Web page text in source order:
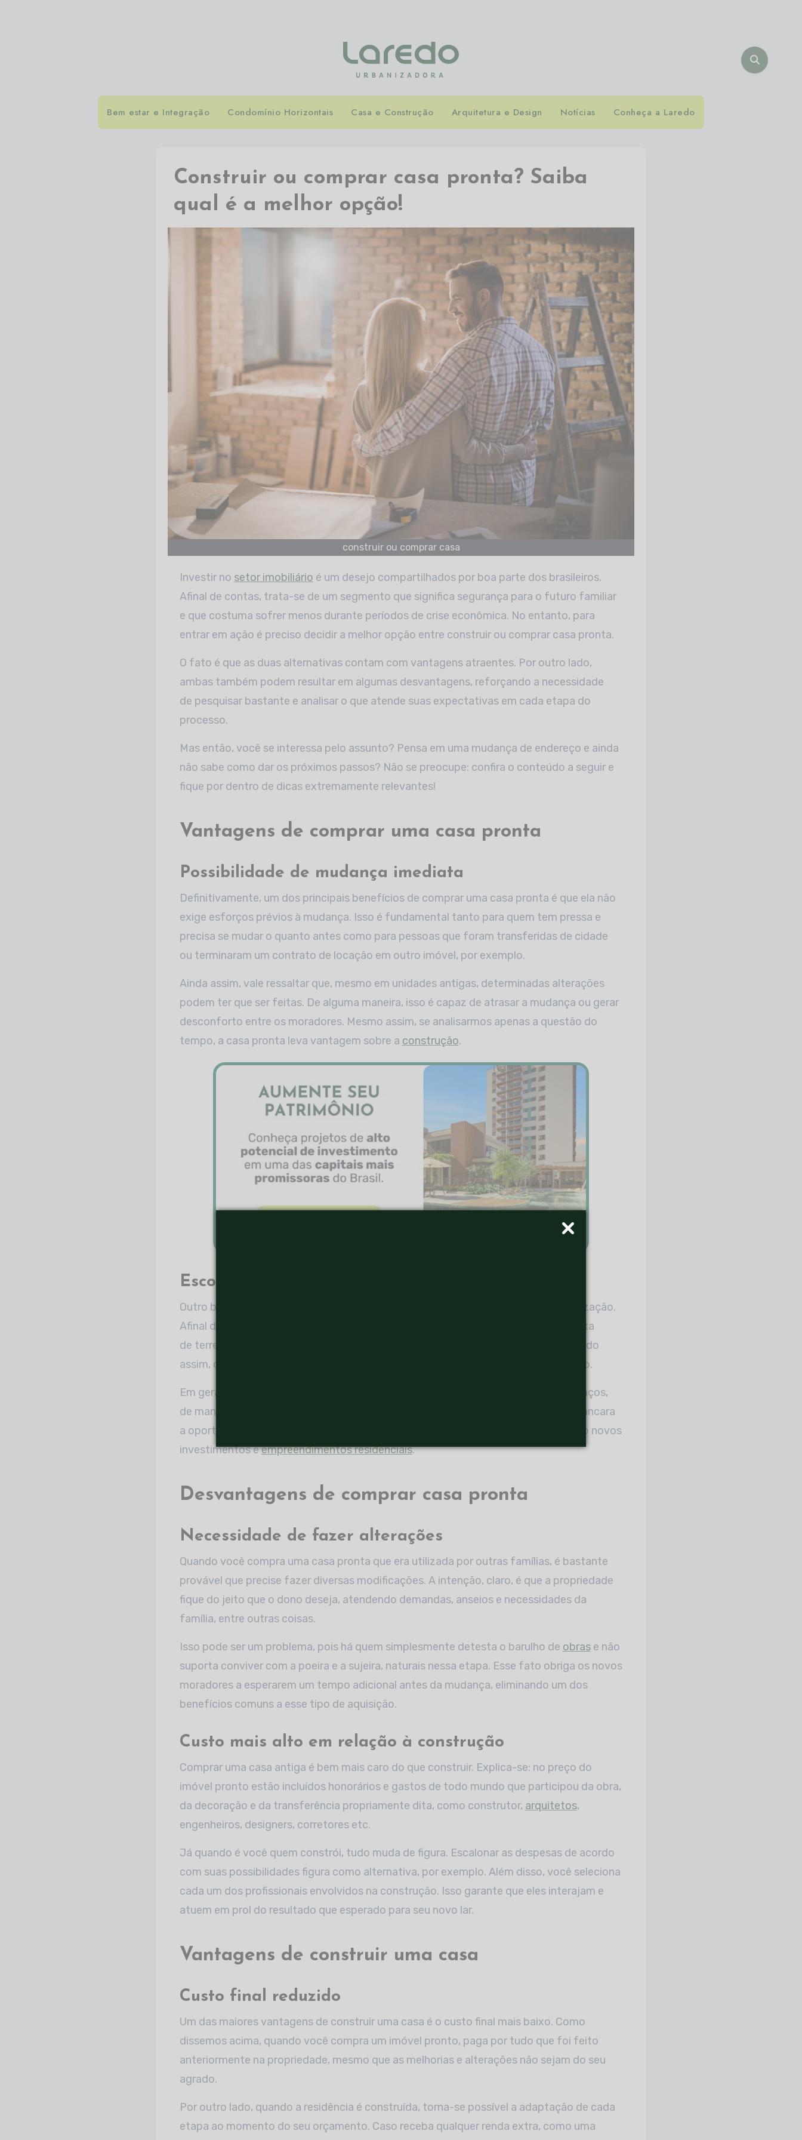
Bem estar e Integração Condomínio Horizontais Casa e Construção Arquitetura e Design Notícias Conheça a Laredo
Construir ou comprar casa pronta? Saiba
qual é a melhor opção!
construir ou comprar casa
Investir no setor imobiliário é um desejo compartilhados por boa parte dos brasileiros.
Afinal de contas, trata-se de um segmento que significa segurança para o futuro familiar
e que costuma sofrer menos durante períodos de crise econômica. No entanto, para
entrar em ação é preciso decidir a melhor opção entre construir ou comprar casa pronta.
O fato é que as duas alternativas contam com vantagens atraentes. Por outro lado,
ambas também podem resultar em algumas desvantagens, reforçando a necessidade
de pesquisar bastante e analisar o que atende suas expectativas em cada etapa do
processo.
Mas então, você se interessa pelo assunto? Pensa em uma mudança de endereço e ainda
não sabe como dar os próximos passos? Não se preocupe: confira o conteúdo a seguir e
fique por dentro de dicas extremamente relevantes!
Vantagens de comprar uma casa pronta
Possibilidade de mudança imediata
Definitivamente, um dos principais benefícios de comprar uma casa pronta é que ela não
exige esforços prévios à mudança. Isso é fundamental tanto para quem tem pressa e
precisa se mudar o quanto antes como para pessoas que foram transferidas de cidade
ou terminaram um contrato de locação em outro imóvel, por exemplo.
Ainda assim, vale ressaltar que, mesmo em unidades antigas, determinadas alterações
podem ter que ser feitas. De alguma maneira, isso é capaz de atrasar a mudança ou gerar
desconforto entre os moradores. Mesmo assim, se analisarmos apenas a questão do
tempo, a casa pronta leva vantagem sobre a construção.
Escolha da localização
Outro benefício de investir em um imóvel pronto é que você pode escolher a localização.
Afinal de contas, sobretudo nas cidades grandes e capitais não existe grande oferta
de terrenos ou lotes disponíveis para construção nos bairros mais tradicionais. Sendo
assim, caso você queira morar nesses locais, a casa antiga figura como única opção.
Em geral, a urbanização começa pelas áreas centrais e se espalha para outros espaços,
de maneira que o desenvolvimento seja progressivo e incessante. Porém, isso escancara
a oportunidade de descobrir lugares diferentes, como bairros que estão recebendo novos
investimentos eempreendimentos residenciais.
Desvantagens de comprar casa pronta
Necessidade de fazer alterações
Quando você compra uma casa pronta que era utilizada por outras famílias, é bastante
provável que precise fazer diversas modificações. A intenção, claro, é que a propriedade
fique do jeito que o dono deseja, atendendo demandas, anseios e necessidades da
família, entre outras coisas.
Isso pode ser um problema, pois há quem simplesmente detesta o barulho de obrase não
suporta conviver com a poeira e a sujeira, naturais nessa etapa. Esse fato obriga os novos
moradores a esperarem um tempo adicional antes da mudança, eliminando um dos
benefícios comuns a esse tipo de aquisição.
Custo mais alto em relação à construção
Comprar uma casa antiga é bem mais caro do que construir. Explica-se: no preço do
imóvel pronto estão incluídos honorários e gastos de todo mundo que participou da obra,
da decoração e da transferência propriamente dita, como construtor, arquitetos,
engenheiros, designers, corretores etc.
Já quando é você quem constrói, tudo muda de figura. Escalonar as despesas de acordo
com suas possibilidades figura como alternativa, por exemplo. Além disso, você seleciona
cada um dos profissionais envolvidos na construção. Isso garante que eles interajam e
atuem em prol do resultado que esperado para seu novo lar.
Vantagens de construir uma casa
Custo final reduzido
Um das maiores vantagens de construir uma casa é o custo final mais baixo. Como
dissemos acima, quando você compra um imóvel pronto, paga por tudo que foi feito
anteriormente na propriedade, mesmo que as melhorias e alterações não sejam do seu
agrado.
Por outro lado, quando a residência é construída, torna-se possível a adaptação de cada
etapa ao momento do seu orçamento. Caso receba qualquer renda extra, como uma